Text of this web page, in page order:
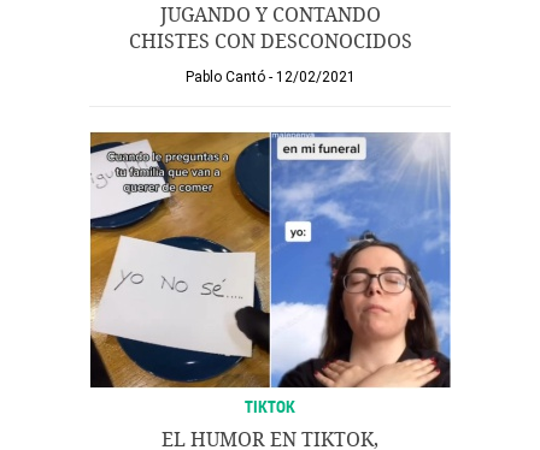
JUGANDO Y CONTANDO
CHISTES CON DESCONOCIDOS
Pablo Cantó 12/02/2021
TIKTOK
EL HUMOR EN TIKTOK,